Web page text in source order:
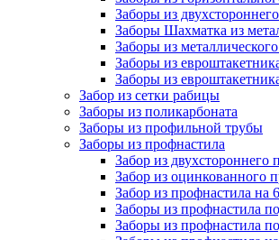
Заборы из
Заборы Шахматка из
Заборы из
Заборы из
Заборы из
Забор из сетки рабицы
Заборы из поликарбоната
Заборы из профильной трубы
Заборы из профнастила
Забор из двухстороннего
Забор из оцинкованного
Забор из профнастила на
Заборы из профнастила
Заборы из профнастила